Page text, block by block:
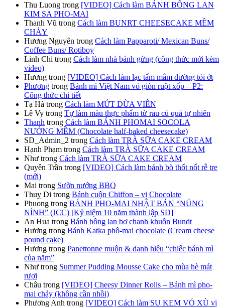
Thu Luong trong [VIDEO] Cách làm BÁNH BÔNG LAN
KIM SA PHO-MAI
Thanh Vũ trong Cách làm BUNRT CHEESECAKE MỀM
CHẢY
Hương Nguyên trong Cách làm Papparoti/ Mexican Buns/
Coffee Buns/ Rotiboy
Linh Chi trong Cách làm nhà bánh gừng (công thức mới kèm
video)
Hương trong [VIDEO] Cách làm lạc tẩm mắm đường tỏi ớt
Phương trong Bánh mì Việt Nam vỏ giòn ruột xốp – P2:
Công thức chi tiết
Tạ Hà trong Cách làm MỨT DỪA VIÊN
Lê Vy trong Tự làm màu thực phẩm từ rau củ quả tự nhiên
Thanh trong Cách làm BÁNH PHOMAI SOCOLA
NƯỚNG MỀM (Chocolate half-baked cheesecake)
SD_Admin_2 trong Cách làm TRÀ SỮA CAKE CREAM
Hạnh Phạm trong Cách làm TRÀ SỮA CAKE CREAM
Như trong Cách làm TRÀ SỮA CAKE CREAM
Quyên Trần trong [VIDEO] Cách làm bánh bò thốt nốt rễ tre
(mới)
Mai trong Sườn nướng BBQ
Thuỵ Di trong Bánh cuộn Chiffon – vị Chocolate
Phuong trong BÁNH PHO-MAI NHẬT BẢN “NÚNG
NÍNH” (JCC) [Kỷ niệm 10 năm thành lập SD]
An Hua trong Bánh bông lan bơ chanh khuôn Bundt
Hương trong Bánh Katka phô-mai chocolate (Cream cheese
pound cake)
Hương trong Panettonne muộn & danh hiệu “chiếc bánh mì
của năm”
Như trong Summer Pudding Mousse Cake cho mùa hè mát
rượi
Châu trong [VIDEO] Cheesy Dinner Rolls – Bánh mì pho-
mai chảy (không cần nhồi)
Phương Anh trong [VIDEO] Cách làm SU KEM VỎ XÙ vị